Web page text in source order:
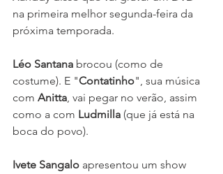
na primeira melhor segunda-feira da
próxima temporada.
Léo Santana brocou (como de
costume). E "Contatinho", sua música
com Anitta, vai pegar no verão, assim
como a com Ludmilla (que já está na
boca do povo).
Ivete Sangalo apresentou um show